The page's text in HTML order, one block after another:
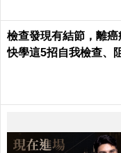
檢查發現有結節，離
快學這5招自我檢查、